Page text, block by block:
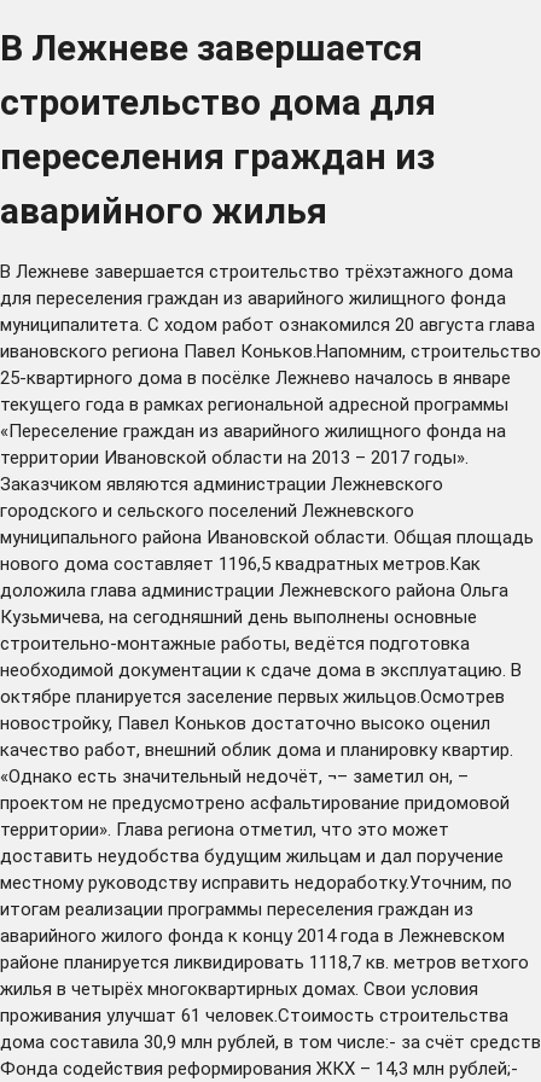
В Лежневе завершается
строительство дома для
переселения граждан из
аварийного жилья
В Лежневе завершается строительство трёхэтажного дома
для переселения граждан из аварийного жилищного фонда
муниципалитета. С ходом работ ознакомился 20 августа глава
ивановского региона Павел Коньков.Напомним, строительство
25-квартирного дома в посёлке Лежнево началось в январе
текущего года в рамках региональной адресной программы
«Переселение граждан из аварийного жилищного фонда на
территории Ивановской области на 2013 – 2017 годы».
Заказчиком являются администрации Лежневского
городского и сельского поселений Лежневского
муниципального района Ивановской области. Общая площадь
нового дома составляет 1196,5 квадратных метров.Как
доложила глава администрации Лежневского района Ольга
Кузьмичева, на сегодняшний день выполнены основные
строительно-монтажные работы, ведётся подготовка
необходимой документации к сдаче дома в эксплуатацию. В
октябре планируется заселение первых жильцов.Осмотрев
новостройку, Павел Коньков достаточно высоко оценил
качество работ, внешний облик дома и планировку квартир.
«Однако есть значительный недочёт, ¬– заметил он, –
проектом не предусмотрено асфальтирование придомовой
территории». Глава региона отметил, что это может
доставить неудобства будущим жильцам и дал поручение
местному руководству исправить недоработку.Уточним, по
итогам реализации программы переселения граждан из
аварийного жилого фонда к концу 2014 года в Лежневском
районе планируется ликвидировать 1118,7 кв. метров ветхого
жилья в четырёх многоквартирных домах. Свои условия
проживания улучшат 61 человек.Стоимость строительства
дома составила 30,9 млн рублей, в том числе:- за счёт средств
Фонда содействия реформирования ЖКХ – 14,3 млн рублей;-